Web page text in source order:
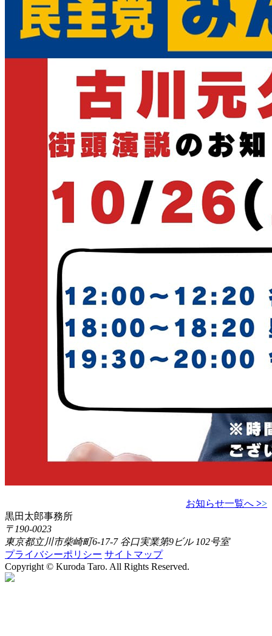
お知らせ一覧へ >>
黒田太郎事務所
〒190-0023
東京都立川市柴崎町6-17-7 谷口実業第9ビル 102号室
プライバシーポリシー サイトマップ
Copyright © Kuroda Taro. All Rights Reserved.